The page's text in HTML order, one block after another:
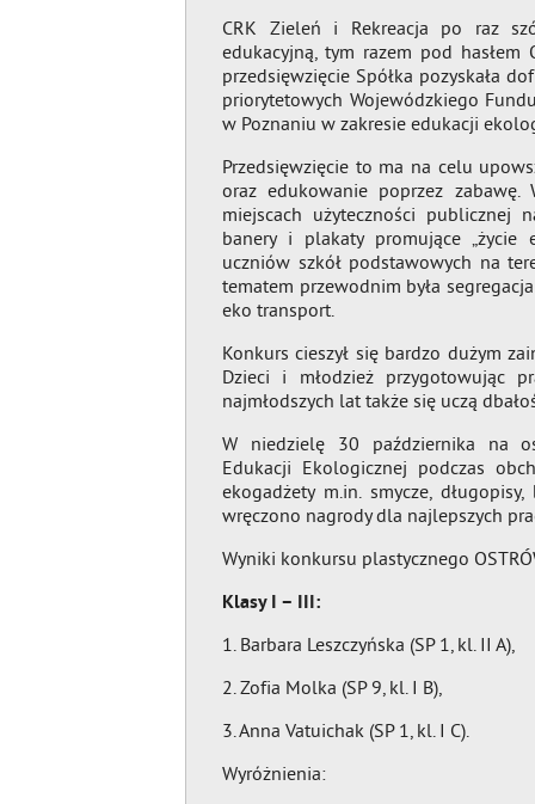
CRK Zieleń i Rekreacja po raz
edukacyjną, tym razem pod hasłem
przedsięwzięcie Spółka pozyskała
priorytetowych Wojewódzkiego
w Poznaniu w zakresie edukacji
Przedsięwzięcie to ma na celu
oraz edukowanie poprzez
miejscach użyteczności publicznej
banery i plakaty promujące „życie
uczniów szkół podstawowych na
tematem przewodnim była
eko transport.
Konkurs cieszył się bardzo dużym
Dzieci i młodzież przygotowując
najmłodszych lat także się uczą
W niedzielę 30 października na
Edukacji Ekologicznej podczas
ekogadżety m.in. smycze,
wręczono nagrody dla najlepszych
Wyniki konkursu plastycznego
Klasy I – III:
1. Barbara Leszczyńska (SP 1, kl. II A),
2. Zofia Molka (SP 9, kl. I B),
3. Anna Vatuichak (SP 1, kl. I C).
Wyróżnienia: